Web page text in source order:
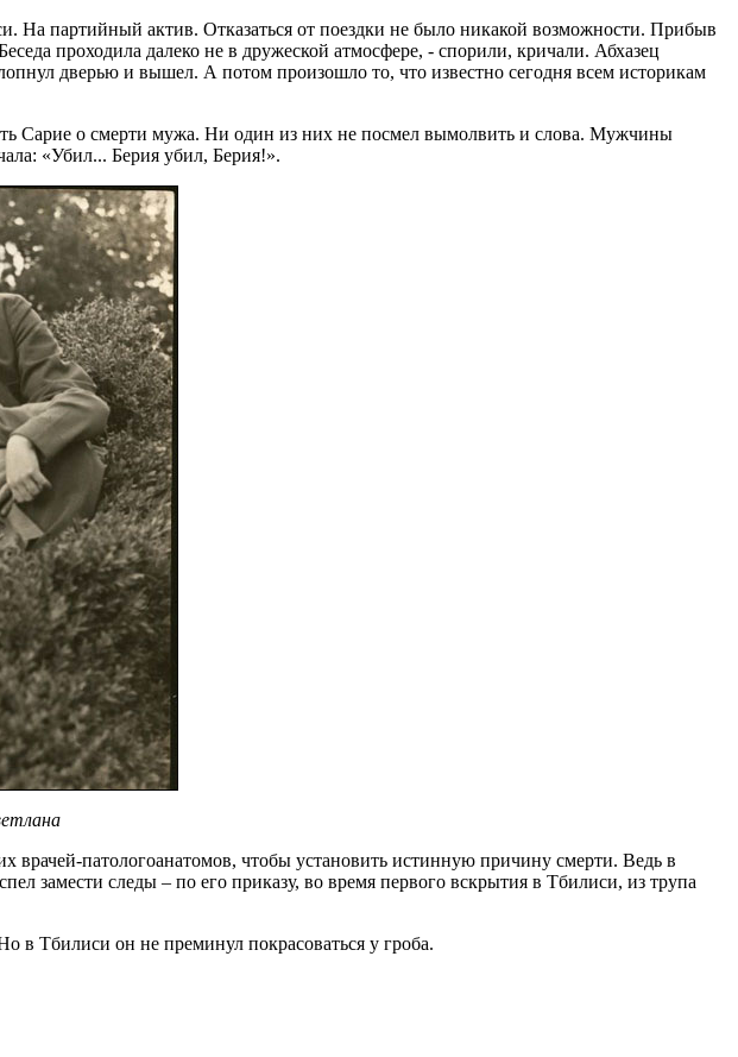
На партийный актив. Отказаться от поездки не было никакой возможности. Прибыв
проходила далеко не в дружеской атмосфере, - спорили, кричали. Абхазец
дверью и вышел. А потом произошло то, что известно сегодня всем историкам
Сарие о смерти мужа. Ни один из них не посмел вымолвить и слова. Мужчины
«Убил... Берия убил, Берия!».
врачей-патологоанатомов, чтобы установить истинную причину смерти. Ведь в
замести следы – по его приказу, во время первого вскрытия в Тбилиси, из трупа
в Тбилиси он не преминул покрасоваться у гроба.